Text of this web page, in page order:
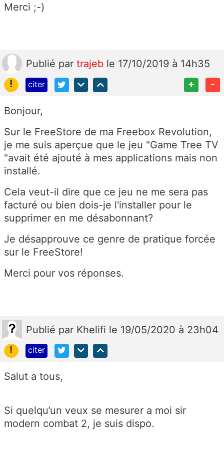
Merci ;-)
Publié par trajeb le 17/10/2019 à 14h35
!
citer + -
Bonjour,
Sur le FreeStore de ma Freebox Revolution,
je me suis aperçue que le jeu "Game Tree TV
"avait été ajouté à mes applications mais non
installé.
Cela veut-il dire que ce jeu ne me sera pas
facturé ou bien dois-je l'installer pour le
supprimer en me désabonnant?
Je désapprouve ce genre de pratique forcée
sur le FreeStore!
Merci pour vos réponses.
Publié par Khelifi le 19/05/2020 à 23h04
!
citer
Salut a tous,
Si quelqu’un veux se mesurer a moi sir
modern combat 2, je suis dispo.